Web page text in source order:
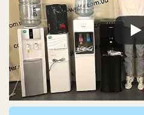
2026-01-05
Кулер воды не работает, не
2025-11-07
Восстановление верхней
2025-10-29
Запчасти для помпы воды: